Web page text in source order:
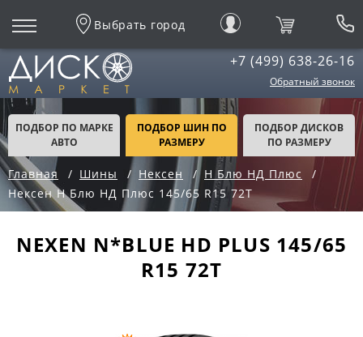
Выбрать город
+7 (499) 638-26-16
Обратный звонок
ПОДБОР ПО МАРКЕ
АВТО
ПОДБОР ШИН ПО
РАЗМЕРУ
ПОДБОР ДИСКОВ
ПО РАЗМЕРУ
Главная Шины Нексен
Н Блю НД Плюс
Нексен Н Блю НД Плюс 145/65 R15 72T
NEXEN N*BLUE HD PLUS 145/65
R15 72T